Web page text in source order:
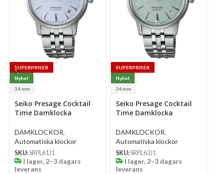
SUPERPRISER
Nyhet
34 mm
Select
options
Seiko Presage Cocktail
Time Damklocka
Ljusblå Urtavla Med
Diamanter Och Stållänk
DAMKLOCKOR,
Automatiska klockor
SKU:SRPL61J1
I lager, 2–3 dagars
leverans
SUPERPRISER
Nyhet
34 mm
Select
options
Seiko Presage Cocktail
Time Damklocka
Ljusgrön Urtavla Med
Diamanter Och Stållänk
DAMKLOCKOR,
Automatiska klockor
SKU:SRPL63J1
I lager, 2–3 dagars
leverans